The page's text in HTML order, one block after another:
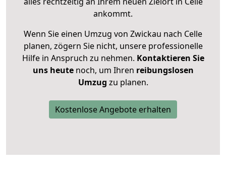
ankommt.
Wenn Sie einen Umzug von Zwickau nach Celle
planen, zögern Sie nicht, unsere professionelle
Hilfe in Anspruch zu nehmen. Kontaktieren Sie
uns heutenoch, um Ihren reibungslosen
Umzug zu planen.
Kostenlose Angebote erhalten